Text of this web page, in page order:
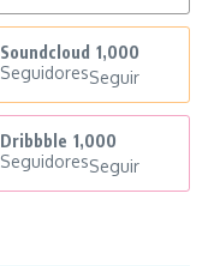
Soundcloud 1,000
SeguidoresSeguir
Dribbble 1,000
SeguidoresSeguir